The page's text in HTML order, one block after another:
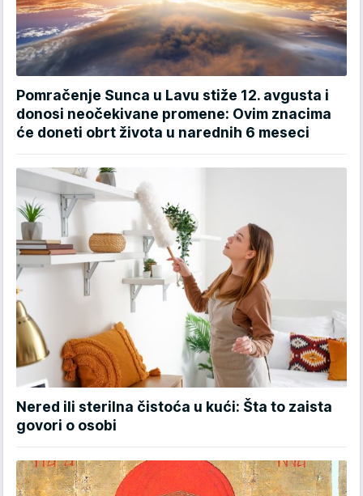
Pomračenje Sunca u Lavu stiže 12. avgusta i
donosi neočekivane promene: Ovim znacima
će doneti obrt života u narednih 6 meseci
Nered ili sterilna čistoća u kući: Šta to zaista
govori o osobi